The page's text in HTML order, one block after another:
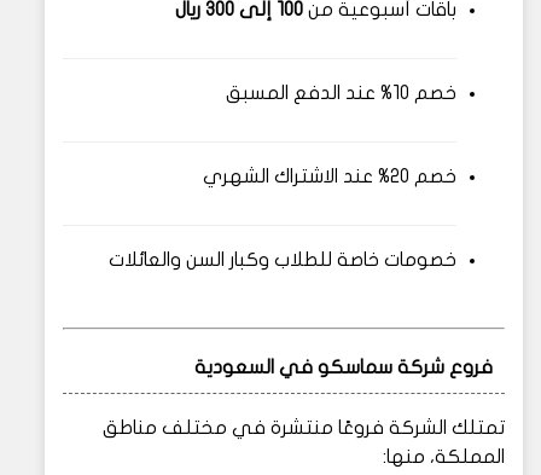
باقات أسبوعية من 100 إلى 300 ريال
خصم 10% عند الدفع المسبق
خصم 20% عند الاشتراك الشهري
خصومات خاصة للطلاب وكبار السن والعائلات
فروع شركة سماسكو في السعودية
تمتلك الشركة فروعًا منتشرة في مختلف مناطق
المملكة، منها: